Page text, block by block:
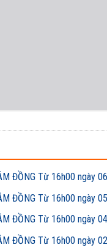
ĐỒNG Từ 16h00
ĐỒNG Từ 16h00
ĐỒNG Từ 16h00
ĐỒNG Từ 16h00